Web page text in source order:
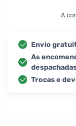
A
Envio
As
Trocas e